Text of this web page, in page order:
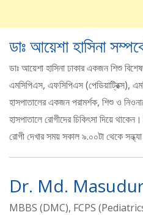
ডাঃ আয়েশা হাসিনা
ডাঃ আয়েশা হাসিনা ঢাকার একজন শিশু
এমসিপিএস, এফসিপিএস (পেডিয়াট্রিক্স),
হাসপাতালের একজন পরামর্শক, শিশু ও
হাসপাতালে রোগীদের চিকিৎসা দিয়ে
রোগী দেখার সময় সকাল ৯.০০টা থেকে
Dr. Md.
MBBS (DMC), FCPS